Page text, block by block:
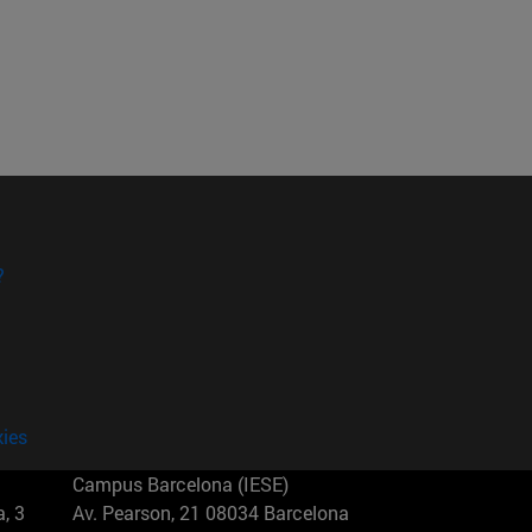
3
Campus Barcelona (IESE)
Av. Pearson, 21 08034 Barcelona